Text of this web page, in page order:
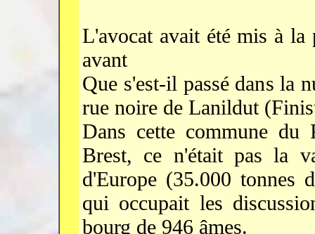
L'avocat avait été mis à la
avant
Que s'est-il passé dans la
rue noire de Lanildut
Dans cette commune
Brest, ce n'était pas la
d'Europe (35.000 tonnes
qui occupait les
bourg de 946 âmes.